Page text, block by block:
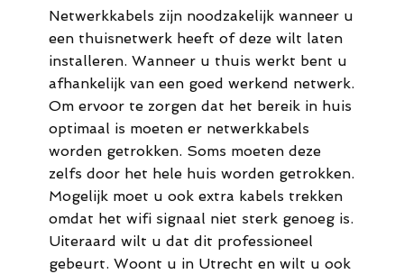
Netwerkkabels zijn noodzakelijk wanneer u
een thuisnetwerk heeft of deze wilt laten
installeren. Wanneer u thuis werkt bent u
afhankelijk van een goed werkend netwerk.
Om ervoor te zorgen dat het bereik in huis
optimaal is moeten er netwerkkabels
worden getrokken. Soms moeten deze
zelfs door het hele huis worden getrokken.
Mogelijk moet u ook extra kabels trekken
omdat het wifi signaal niet sterk genoeg is.
Uiteraard wilt u dat dit professioneel
gebeurt. Woont u in Utrecht en wilt u ook